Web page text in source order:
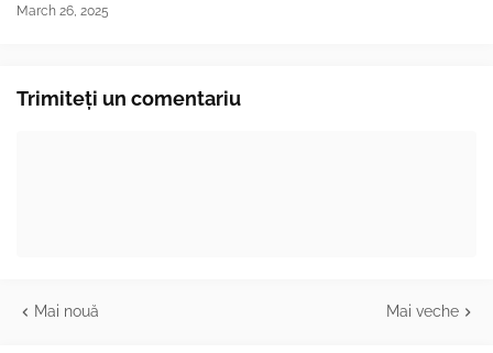
March 26, 2025
Trimiteți un comentariu
Mai nouă Mai veche